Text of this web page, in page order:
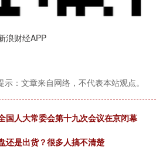
浪财经APP
示：文章来自网络，不代表本站观点。
国人大常委会第十九次会议在京闭幕
还是出货？很多人搞不清楚